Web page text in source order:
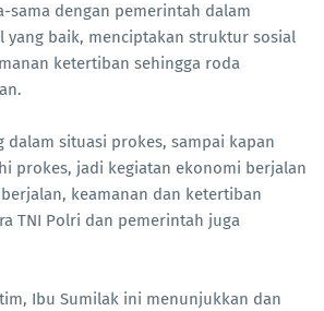
sama dengan pemerintah dalam
yang baik, menciptakan struktur sosial
ketertiban sehingga roda
dalam situasi prokes, sampai kapan
prokes, jadi kegiatan ekonomi berjalan
keamanan dan ketertiban
TNI Polri dan pemerintah juga
Ibu Sumilak ini menunjukkan dan